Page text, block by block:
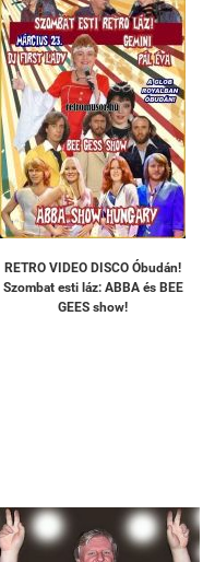
RETRO VIDEO DISCO Óbudán!
Szombat esti láz: ABBA és BEE
GEES show!